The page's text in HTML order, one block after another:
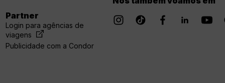
Partner
Login para agências de
viagens
Publicidade com a Condor